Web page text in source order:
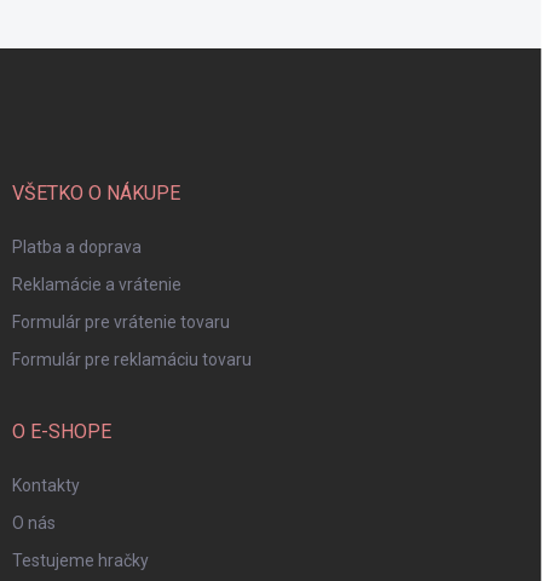
VŠETKO O NÁKUPE
Platba a doprava
Reklamácie a vrátenie
Formulár pre vrátenie tovaru
Formulár pre reklamáciu tovaru
O E-SHOPE
Kontakty
O nás
Testujeme hračky